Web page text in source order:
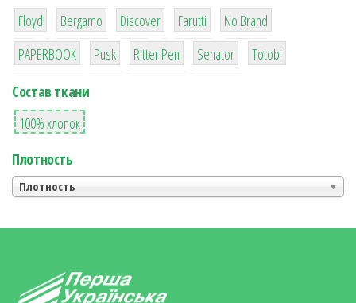
1
Floyd
1
Bergamo
11
Discover
14
Farutti
11
No Brand
1
PAPERBOOK
1
Pusk
2
Ritter Pen
2
Senator
4
Totobi
Состав ткани
1
100% хлопок
Плотность
Плотность